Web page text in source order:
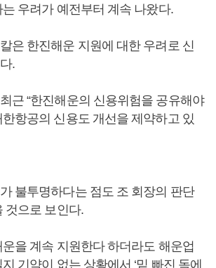
우려가 예전부터 계속 나왔다.
은 한진해운 지원에 대한 우려로 신
.
근 “한진해운의 신용위험을 공유해야
항공의 신용도 개선을 제약하고 있
불투명하다는 점도 조 회장의 판단
것으로 보인다.
을 계속 지원한다 하더라도 해운업
기약이 없는 상황에서 ‘밑 빠진 독에